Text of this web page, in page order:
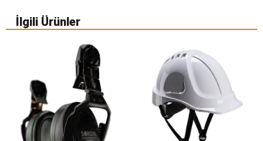
İlgili Ürünler